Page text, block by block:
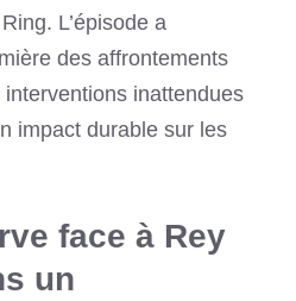
L’épisode a
des affrontements
inattendues
impact durable sur les
face à Rey
un